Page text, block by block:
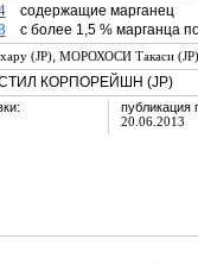
содержащие марганец
с более 1,5 % марганца
(JP), МОРОХОСИ Такаси (JP)
КОРПОРЕЙШН (JP)
публикация
20.06.2013